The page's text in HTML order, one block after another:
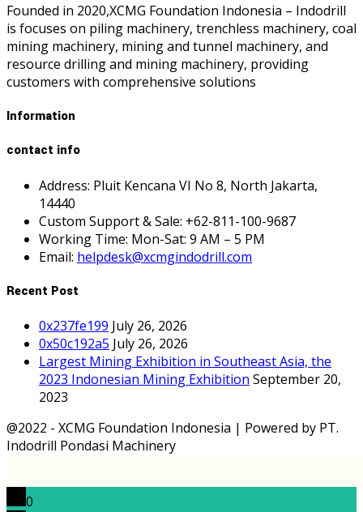
Founded in 2020,XCMG Foundation Indonesia – Indodrill
is focuses on piling machinery, trenchless machinery, coal
mining machinery, mining and tunnel machinery, and
resource drilling and mining machinery, providing
customers with comprehensive solutions
Information
contact info
Address: Pluit Kencana VI No 8, North Jakarta,
14440
Custom Support & Sale: +62-811-100-9687
Working Time: Mon-Sat: 9 AM – 5 PM
Email: helpdesk@xcmgindodrill.com
Recent Post
0x237fe199 July 26, 2026
0x50c192a5 July 26, 2026
Largest Mining Exhibition in Southeast Asia, the
2023 Indonesian Mining Exhibition September 20,
2023
@2022 - XCMG Foundation Indonesia | Powered by PT.
Indodrill Pondasi Machinery
0